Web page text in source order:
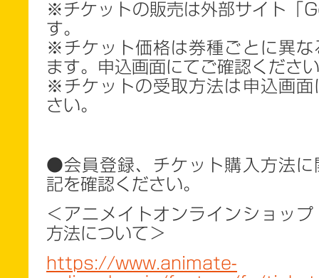
※チケットの販売は外部サイト「
す。
※チケット価格は券種ごとに異な
ます。申込画面にてご確認くださ
※チケットの受取方法は申込画面
さい。
●会員登録、チケット購入方法に
記を確認ください。
＜アニメイトオンラインショッ
方法について＞
https://www.animate-